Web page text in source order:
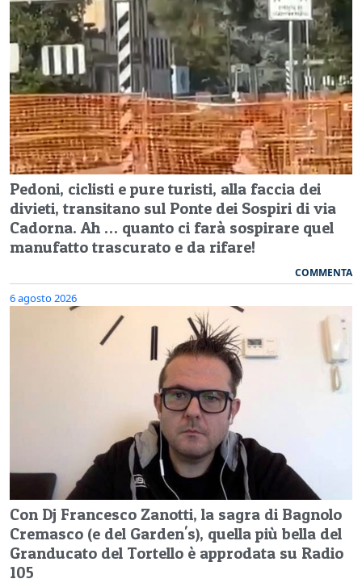
Pedoni, ciclisti e pure turisti, alla faccia dei
divieti, transitano sul Ponte dei Sospiri di via
Cadorna. Ah … quanto ci farà sospirare quel
manufatto trascurato e da rifare!
COMMENTA
6 agosto 2026
Con Dj Francesco Zanotti, la sagra di Bagnolo
Cremasco (e del Garden's), quella più bella del
Granducato del Tortello è approdata su Radio
105